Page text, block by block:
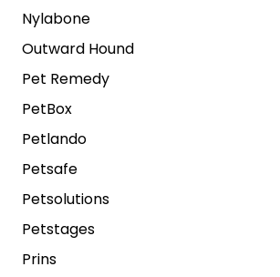
Nylabone
Outward Hound
Pet Remedy
PetBox
Petlando
Petsafe
Petsolutions
Petstages
Prins